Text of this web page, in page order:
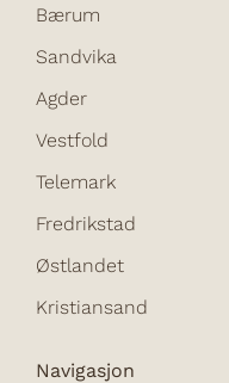
Bærum
Sandvika
Agder
Vestfold
Telemark
Fredrikstad
Østlandet
Kristiansand
Navigasjon